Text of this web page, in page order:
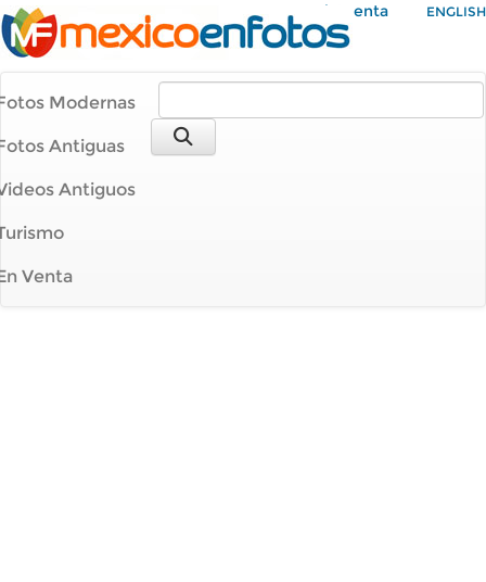
Mi Cuenta ENGLISH
Modernas
Antiguas
Antiguos
Venta